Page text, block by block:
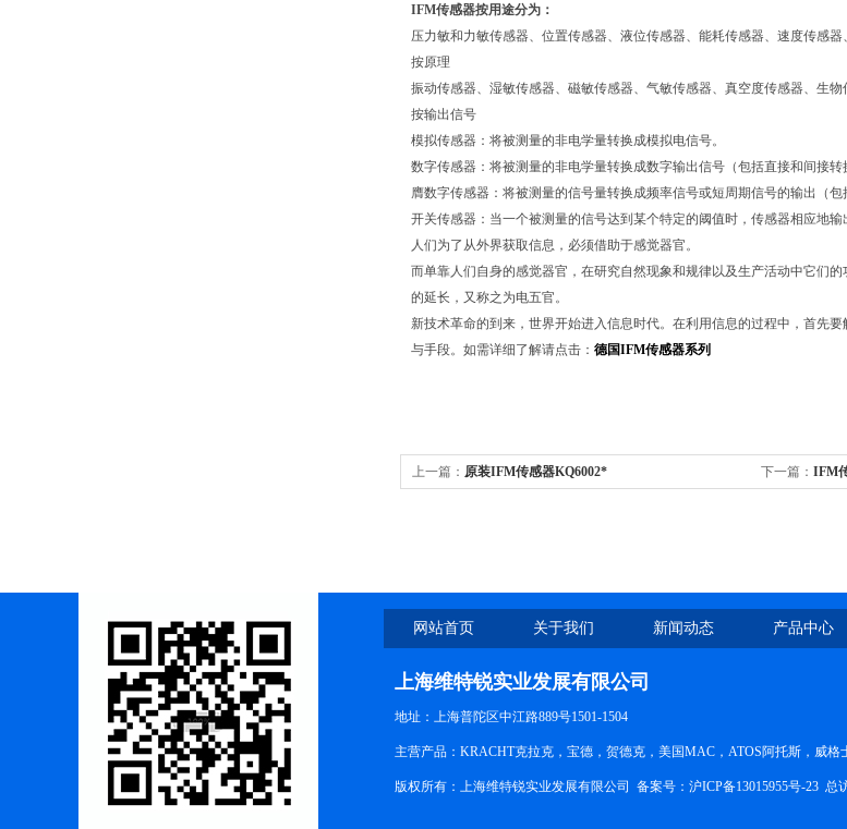
IFM传感器按用途分为：
压力敏和力敏传感器、位置传感器、液位传感器、能耗传感器、速度传感
按原理
振动传感器、湿敏传感器、磁敏传感器、气敏传感器、真空度传感器、生物
按输出信号
模拟传感器：将被测量的非电学量转换成模拟电信号。
数字传感器：将被测量的非电学量转换成数字输出信号（包括直接和间接转
膺数字传感器：将被测量的信号量转换成频率信号或短周期信号的输出（包
开关传感器：当一个被测量的信号达到某个特定的阈值时，传感器相应地输
人们为了从外界获取信息，必须借助于感觉器官。
而单靠人们自身的感觉器官，在研究自然现象和规律以及生产活动中它们
的延长，又称之为电五官。
新技术革命的到来，世界开始进入信息时代。在利用信息的过程中，首先
与手段。如需详细了解请点击： 德国IFM传感器系列
上一篇： 原装IFM传感器KQ6002* 下一篇： IFM
网站首页 关于我们 新闻动态 产品中心
上海维特锐实业发展有限公司
地址：上海普陀区中江路889号1501-1504
主营产品：KRACHT克拉克，宝德，贺德克，美国MAC，ATOS阿托斯，威格
版权所有：上海维特锐实业发展有限公司 备案号： 沪ICP备13015955号-23 总